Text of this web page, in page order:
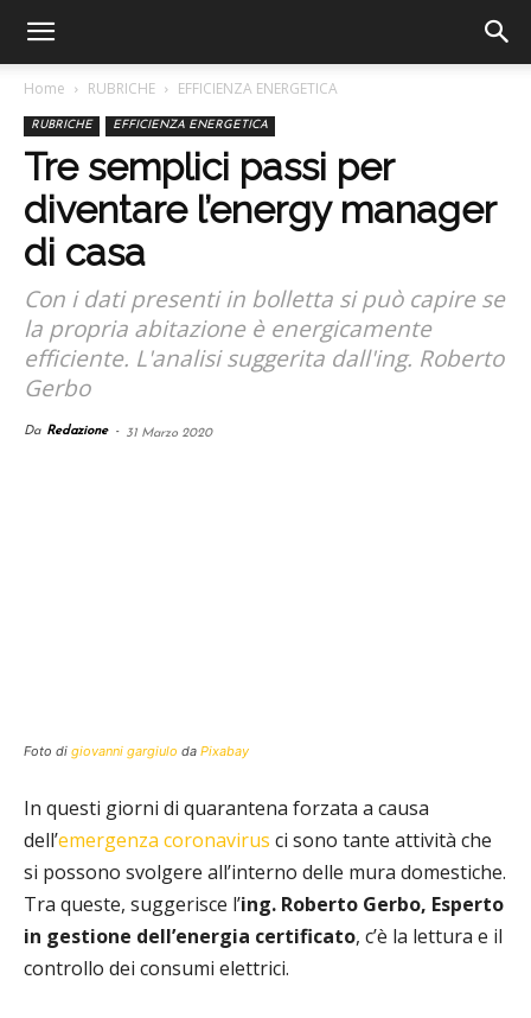
Home RUBRICHE EFFICIENZA ENERGETICA
RUBRICHE EFFICIENZA ENERGETICA
Tre semplici passi per
diventare l’energy manager
di casa
Con i dati presenti in bolletta si può capire se
la propria abitazione è energicamente
efficiente. L'analisi suggerita dall'ing. Roberto
Gerbo
Da Redazione - 31 Marzo 2020
Foto di giovanni gargiulo da Pixabay
In questi giorni di quarantena forzata a causa
dell’emergenza coronavirus ci sono tante attività che
si possono svolgere all’interno delle mura domestiche.
Tra queste, suggerisce l’ing. Roberto Gerbo, Esperto
in gestione dell’energia certificato, c’è la lettura e il
controllo dei consumi elettrici.